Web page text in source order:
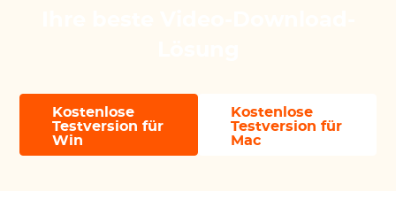
Kostenlose
Testversion für
Win
Kostenlose
Testversion für
Mac